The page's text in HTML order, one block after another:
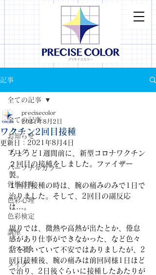
記事
全ての記事
お知らせ
ブログ
パーソナルカラー
骨格診断
色彩心理
色彩検定
講座
イベント
メイク
全ての記事
ワクチン2回目接種
precisecolor
2021年8月2日
更新日： 2021年8月4日
ちょうど1週間前に、新型コロナワクチン
２回目の接種をしました。ファイザー
製。
１回目接種の時は、腕の痛みのみで1日で
治りました。そして、2回目の副反応
は…。
周りでは、微熱や高熱が出たとか、倦怠
感があり仕事ができなかった、など色々
話を聞いていて不安ではありましたが、2
回目接種後、腕の痛みは前回同様1日ほど
で治り、2日後ぐらいに接種したあたりが